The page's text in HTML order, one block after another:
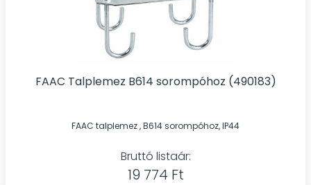
FAAC Talplemez B614 sorompóhoz (490183)
FAAC talplemez , B614 sorompóhoz, IP44
Bruttó listaár:
19 774 Ft